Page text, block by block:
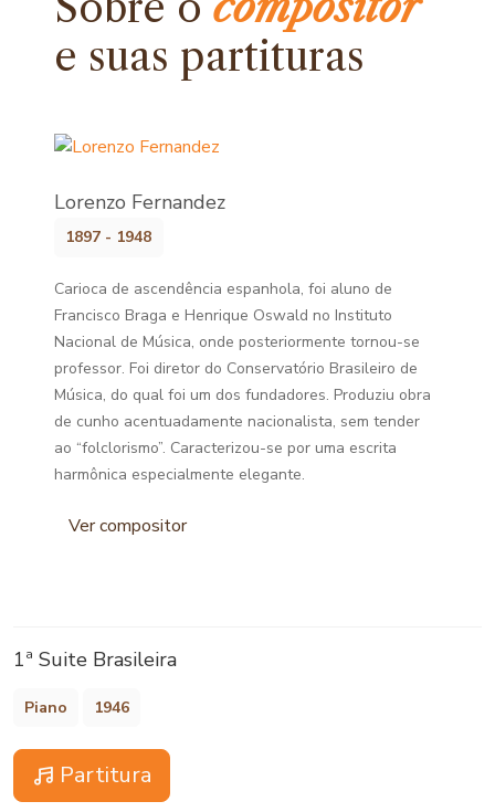
e suas partituras
Lorenzo Fernandez
1897 - 1948
Carioca de ascendência espanhola, foi aluno de
Francisco Braga e Henrique Oswald no Instituto
Nacional de Música, onde posteriormente tornou-se
professor. Foi diretor do Conservatório Brasileiro de
Música, do qual foi um dos fundadores. Produziu obra
de cunho acentuadamente nacionalista, sem tender
ao “folclorismo”. Caracterizou-se por uma escrita
harmônica especialmente elegante.
Ver compositor
1ª Suite Brasileira
Piano 1946
Partitura